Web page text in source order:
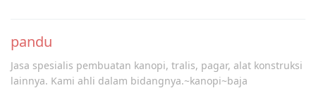
navigation
pandu
Jasa spesialis pembuatan kanopi, tralis, pagar, alat konstruksi
lainnya. Kami ahli dalam bidangnya.~kanopi~baja